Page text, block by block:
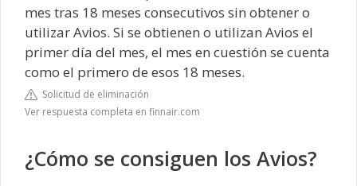
mes tras 18 meses consecutivos sin obtener o
utilizar Avios. Si se obtienen o utilizan Avios el
primer día del mes, el mes en cuestión se cuenta
como el primero de esos 18 meses.
Solicitud de eliminación
Ver respuesta completa en finnair.com
¿Cómo se consiguen los Avios?